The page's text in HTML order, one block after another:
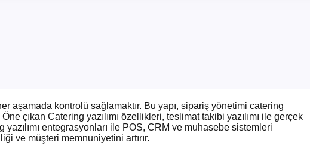
aşamada kontrolü sağlamaktır. Bu yapı, sipariş yönetimi catering
çıkan Catering yazılımı özellikleri, teslimat takibi yazılımı ile gerçek
entegrasyonları ile POS, CRM ve muhasebe sistemleri
ve müşteri memnuniyetini artırır.